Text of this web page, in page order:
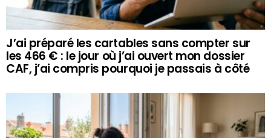
J’ai préparé les cartables sans compter sur
les 466 € : le jour où j’ai ouvert mon dossier
CAF, j’ai compris pourquoi je passais à côté